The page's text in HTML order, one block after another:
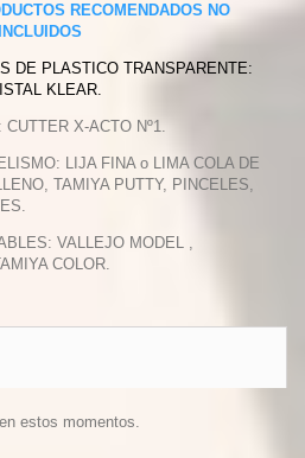
RECOMENDADOS NO
INCLUIDOS
DE PLASTICO TRANSPARENTE:
KLEAR.
X-ACTO Nº1.
LIJA FINA o LIMA COLA DE
TAMIYA PUTTY, PINCELES,
VALLEJO MODEL ,
COLOR.
estos momentos.